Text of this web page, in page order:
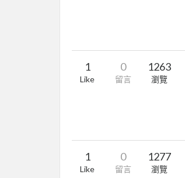
1
Like
0
留言
1263
瀏覽
1
Like
0
留言
1277
瀏覽